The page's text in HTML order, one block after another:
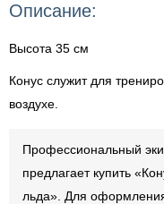
Описание:
Высота 35 см
Конус служит для
воздухе.
Профессиональный
предлагает купить
льда». Для